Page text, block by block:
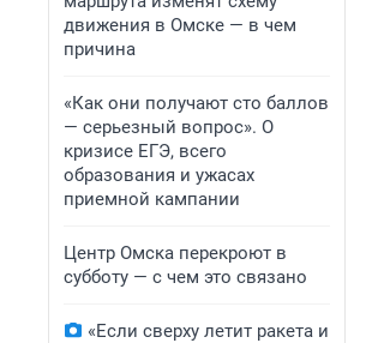
движения в Омске — в чем
причина
«Как они получают сто баллов
— серьезный вопрос». О
кризисе ЕГЭ, всего
образования и ужасах
приемной кампании
Центр Омска перекроют в
субботу — с чем это связано
«Если сверху летит ракета и